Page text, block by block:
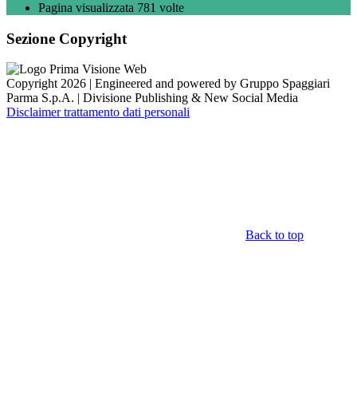
Pagina visualizzata 781 volte
Sezione Copyright
Copyright 2026 | Engineered and powered by Gruppo Spaggiari
Parma S.p.A. | Divisione Publishing & New Social Media
Disclaimer trattamento dati personali
Back to top